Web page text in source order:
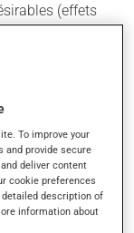
(effets
la prévenir,
alimentaires.
à un
est la cause
soit
votre
vous aider
la
la situation.
To improve your
and provide secure
deliver content
cookie preferences
description of
information about